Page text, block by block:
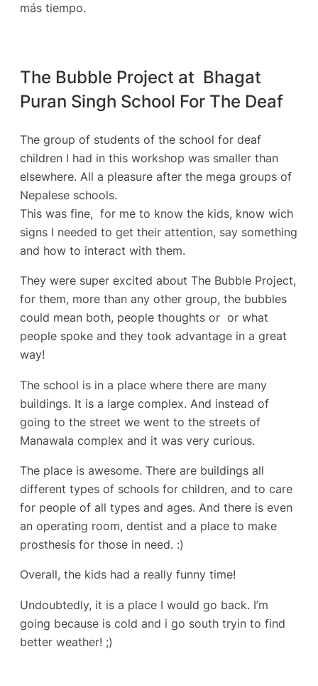
más tiempo.
The Bubble Project at Bhagat
Puran Singh School For The Deaf
The group of students of the school for deaf
children I had in this workshop was smaller than
elsewhere. All a pleasure after the mega groups of
Nepalese schools.
This was fine, for me to know the kids, know wich
signs I needed to get their attention, say something
and how to interact with them.
They were super excited about The Bubble Project,
for them, more than any other group, the bubbles
could mean both, people thoughts or or what
people spoke and they took advantage in a great
way!
The school is in a place where there are many
buildings. It is a large complex. And instead of
going to the street we went to the streets of
Manawala complex and it was very curious.
The place is awesome. There are buildings all
different types of schools for children, and to care
for people of all types and ages. And there is even
an operating room, dentist and a place to make
prosthesis for those in need. :)
Overall, the kids had a really funny time!
Undoubtedly, it is a place I would go back. I’m
going because is cold and i go south tryin to find
better weather! ;)